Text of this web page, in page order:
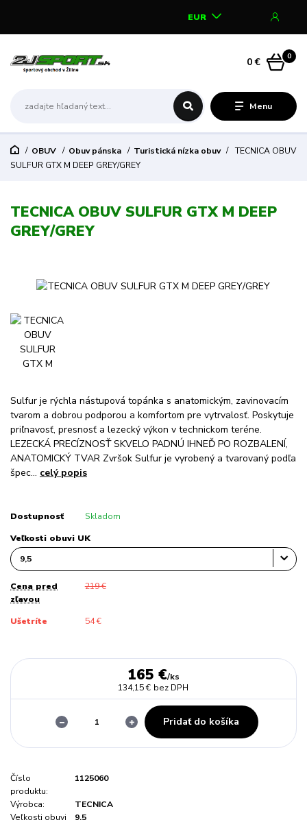
Menu
EUR
0
0 €
OBUV Obuv pánska Turistická nízka obuv
TECNICA OBUV
SULFUR GTX M DEEP GREY/GREY
TECNICA OBUV SULFUR GTX M DEEP
GREY/GREY
Sulfur je rýchla nástupová topánka s anatomickým, zavinovacím
tvarom a dobrou podporou a komfortom pre vytrvalosť. Poskytuje
priľnavosť, presnosť a lezecký výkon v technickom teréne.
LEZECKÁ PRECÍZNOSŤ SKVELO PADNÚ IHNEĎ PO ROZBALENÍ,
ANATOMICKÝ TVAR Zvršok Sulfur je vyrobený a tvarovaný podľa
špec... celý popis
Dostupnosť Skladom
Veľkosti obuvi UK
Cena pred
zľavou
219 €
Ušetríte 54 €
165 €/ks
134,15 € bez DPH
Pridať do košíka
Číslo
produktu:
1125060
Výrobca:
TECNICA
Veľkosti obuvi
9,5